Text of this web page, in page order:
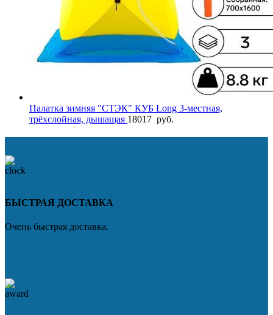
Палатка зимняя "СТЭК" КУБ Long 3-местная,
трёхслойная, дышащая 18017 руб.
БЫСТРАЯ ДОСТАВКА
Очень быстрая доставка.